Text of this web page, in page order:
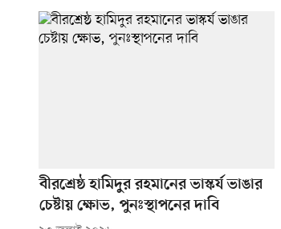
বীরশ্রেষ্ঠ হামিদুর রহমানের ভাস্কর্য ভাঙার
চেষ্টায় ক্ষোভ, পুনঃস্থাপনের দাবি